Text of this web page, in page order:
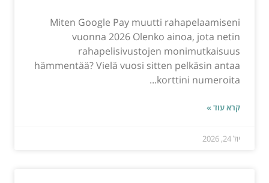
Miten Google Pay muutti rahapelaamiseni
vuonna 2026 Olenko ainoa, jota netin
rahapelisivustojen monimutkaisuus
hämmentää? Vielä vuosi sitten pelkäsin antaa
korttini numeroita...
קרא עוד »
יול 24, 2026